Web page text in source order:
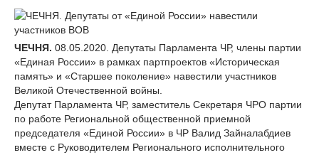
ЧЕЧНЯ. 08.05.2020. Депутаты Парламента ЧР, члены партии
«Единая России» в рамках партпроектов «Историческая
память» и «Старшее поколение» навестили участников
Великой Отечественной войны.
Депутат Парламента ЧР, заместитель Секретаря ЧРО партии
по работе Региональной общественной приемной
председателя «Единой России» в ЧР Валид Зайналабдиев
вместе с Руководителем Регионального исполнительного